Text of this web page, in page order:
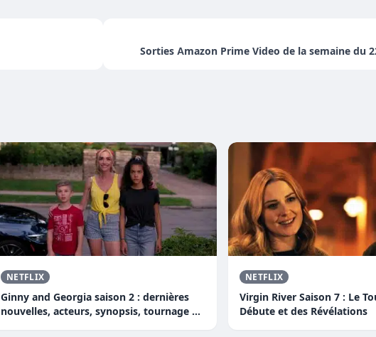
Sorties Amazon Prime Video de la semaine du
NETFLIX
Ginny and Georgia saison 2 : dernières
nouvelles, acteurs, synopsis, tournage et
NETFLIX
Virgin River Saison 7 : Le
Débute et des Révélations